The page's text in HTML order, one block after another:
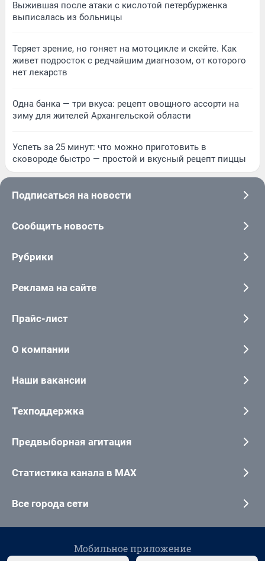
Выжившая после атаки с кислотой петербурженка
выписалась из больницы
Теряет зрение, но гоняет на мотоцикле и скейте. Как
живет подросток с редчайшим диагнозом, от которого
нет лекарств
Одна банка — три вкуса: рецепт овощного ассорти на
зиму для жителей Архангельской области
Успеть за 25 минут: что можно приготовить в
сковороде быстро — простой и вкусный рецепт пиццы
Подписаться на новости
Сообщить новость
Рубрики
Реклама на сайте
Прайс-лист
О компании
Наши вакансии
Техподдержка
Предвыборная агитация
Статистика канала в MAX
Все города сети
Мобильное приложение